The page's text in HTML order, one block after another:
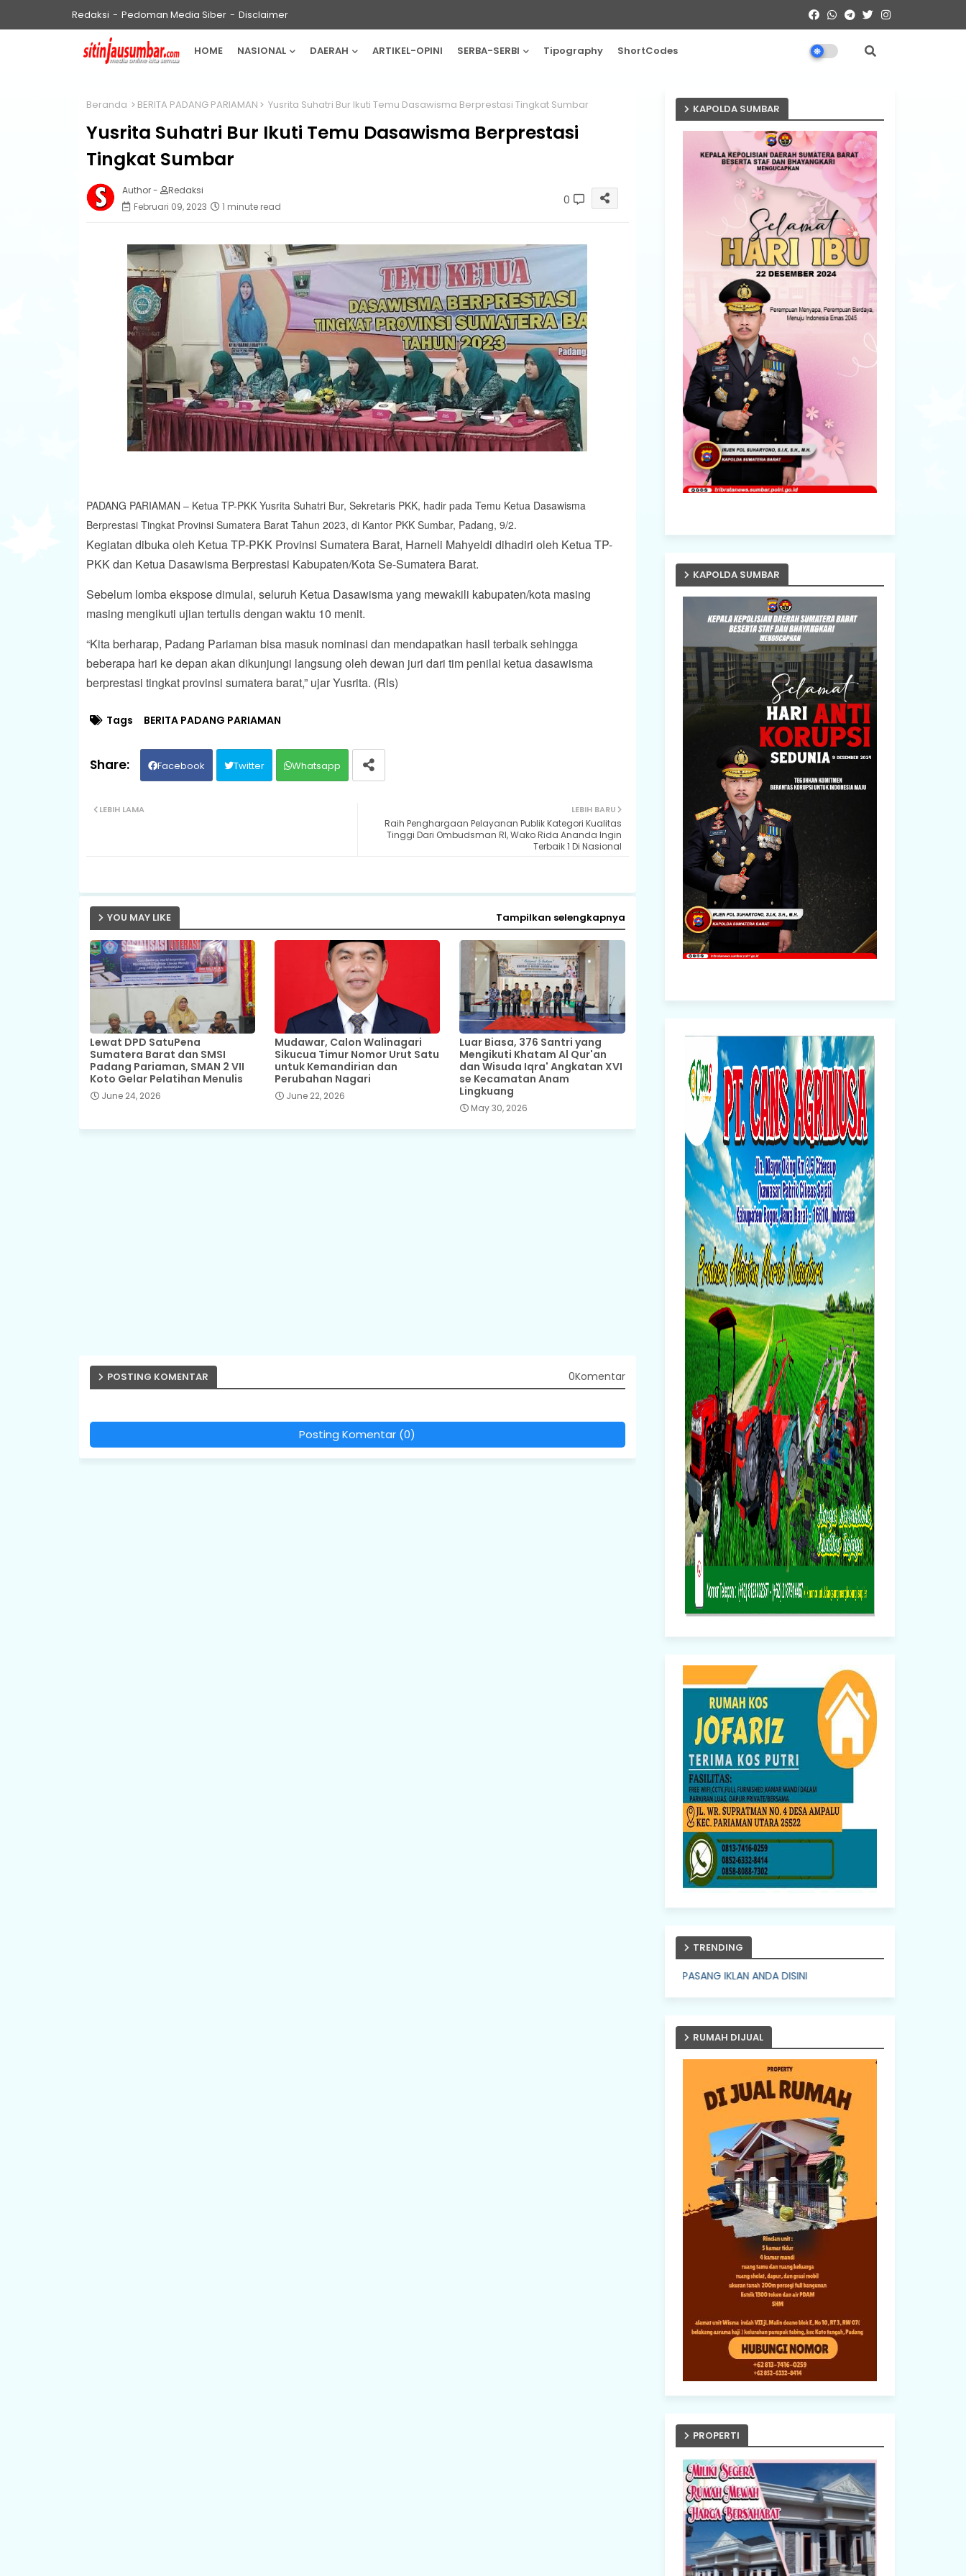
Redaksi Pedoman Media Siber Disclaimer
HOME NASIONAL DAERAH ARTIKEL-OPINI SERBA-SERBI Tipography ShortCodes
Beranda BERITA PADANG PARIAMAN Yusrita Suhatri Bur Ikuti Temu Dasawisma Berprestasi Tingkat Sumbar
Yusrita Suhatri Bur Ikuti Temu Dasawisma Berprestasi
Tingkat Sumbar
Author -
Redaksi
Februari 09, 2023
1 minute read 0
PADANG PARIAMAN – Ketua TP-PKK Yusrita Suhatri Bur, Sekretaris PKK, hadir pada Temu Ketua Dasawisma
Berprestasi Tingkat Provinsi Sumatera Barat Tahun 2023, di Kantor PKK Sumbar, Padang, 9/2.
Kegiatan dibuka oleh Ketua TP-PKK Provinsi Sumatera Barat, Harneli Mahyeldi dihadiri oleh Ketua TP-
PKK dan Ketua Dasawisma Berprestasi Kabupaten/Kota Se-Sumatera Barat.
Sebelum lomba ekspose dimulai, seluruh Ketua Dasawisma yang mewakili kabupaten/kota masing
masing mengikuti ujian tertulis dengan waktu 10 menit.
“Kita berharap, Padang Pariaman bisa masuk nominasi dan mendapatkan hasil terbaik sehingga
beberapa hari ke depan akan dikunjungi langsung oleh dewan juri dari tim penilai ketua dasawisma
berprestasi tingkat provinsi sumatera barat,” ujar Yusrita. (Rls)
Tags BERITA PADANG PARIAMAN
Facebook Twitter Whatsapp
LEBIH BARU
Raih Penghargaan Pelayanan Publik Kategori Kualitas
Tinggi Dari Ombudsman RI, Wako Rida Ananda Ingin
Terbaik 1 Di Nasional
LEBIH LAMA
YOU MAY LIKE Tampilkan selengkapnya
Lewat DPD SatuPena
Sumatera Barat dan SMSI
Padang Pariaman, SMAN 2 VII
Koto Gelar Pelatihan Menulis
June 24, 2026
Mudawar, Calon Walinagari
Sikucua Timur Nomor Urut Satu
untuk Kemandirian dan
Perubahan Nagari
June 22, 2026
Luar Biasa, 376 Santri yang
Mengikuti Khatam Al Qur'an
dan Wisuda Iqra' Angkatan XVI
se Kecamatan Anam
Lingkuang
May 30, 2026
POSTING KOMENTAR 0Komentar
Posting Komentar (0)
KAPOLDA SUMBAR
KAPOLDA SUMBAR
TRENDING
PASANG IKLAN ANDA DISINI
RUMAH DIJUAL
PROPERTI